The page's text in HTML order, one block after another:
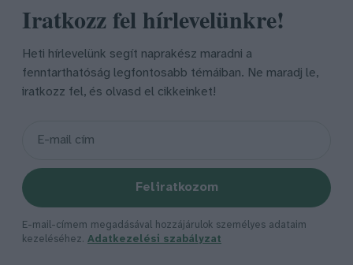
Iratkozz fel hírlevelünkre!
Heti hírlevelünk segít naprakész maradni a
fenntarthatóság legfontosabb témáiban. Ne maradj le,
iratkozz fel, és olvasd el cikkeinket!
Feliratkozom
E-mail-címem megadásával hozzájárulok személyes adataim
kezeléséhez. Adatkezelési szabályzat